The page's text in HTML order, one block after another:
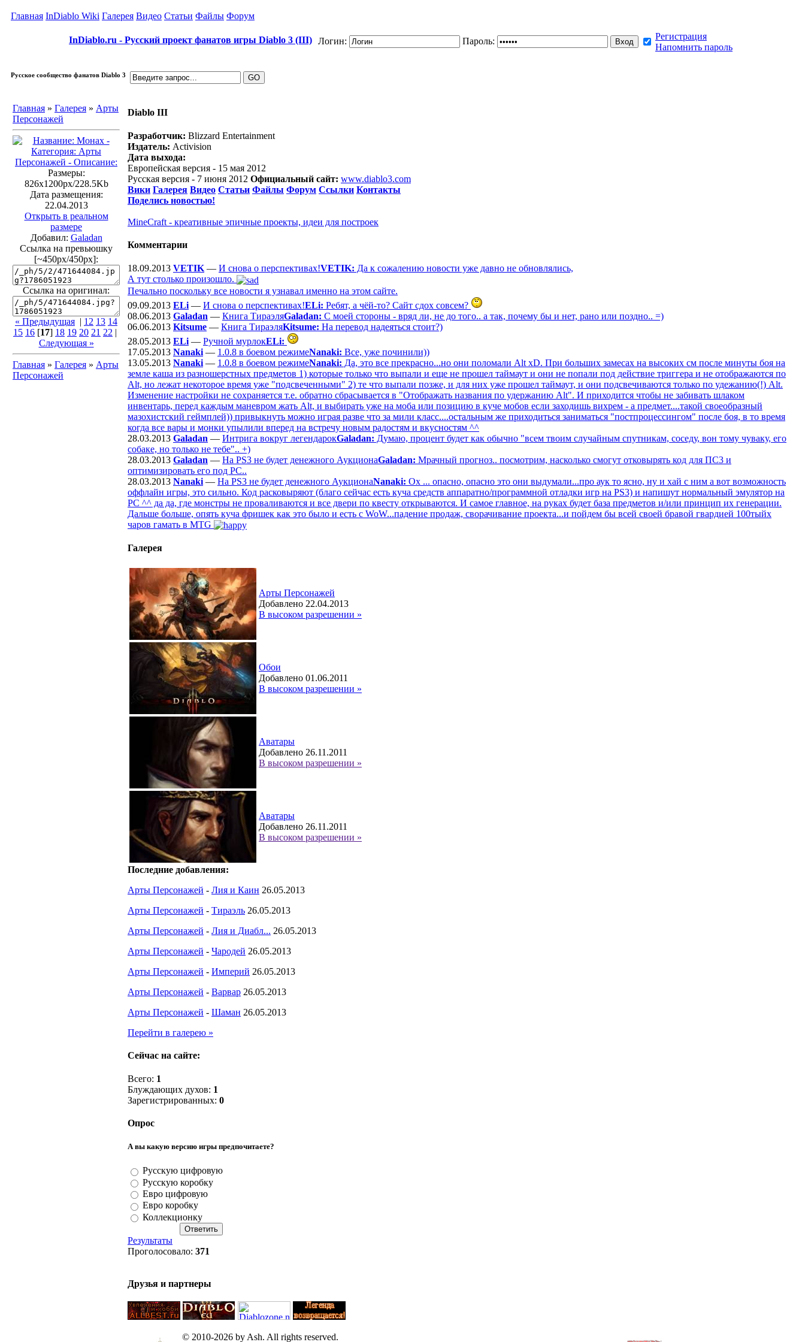
Главная InDiablo Wiki Галерея Видео Статьи Файлы Форум
InDiablo.ru - Русский проект фанатов игры Diablo 3 (III) Логин: Пароль:
Регистрация
Напомнить пароль
Русское сообщество фанатов Diablo 3
Главная » Галерея » Арты
Персонажей
Размеры:
826x1200px/228.5Kb
Дата размещения:
22.04.2013
Открыть в реальном
размере
Добавил: Galadan
Ссылка на превьюшку
[~450px/450px]:
Ссылка на оригинал:
« Предыдущая | 12 13 14
15 16 [17] 18 19 20 21 22 |
Следующая »
Главная » Галерея » Арты
Персонажей
Diablo III
Разработчик: Blizzard Entertainment
Издатель: Activision
Дата выхода:
Европейская версия - 15 мая 2012
Русская версия - 7 июня 2012 Официальный сайт: www.diablo3.com
Вики Галерея Видео Статьи Файлы Форум Ссылки Контакты
Поделись новостью!
MineCraft - креативные эпичные проекты, идеи для построек
Комментарии
18.09.2013 VETIK — И снова о перспективах!VETIK: Да к сожалению новости уже давно не обновлялись,
А тут столько произошло.
Печально поскольку все новости я узнавал именно на этом сайте.
09.09.2013 ELi — И снова о перспективах!ELi: Ребят, а чёй-то? Сайт сдох совсем?
08.06.2013 Galadan — Книга ТираэляGaladan: С моей стороны - вряд ли, не до того.. а так, почему бы и нет, рано или поздно.. =)
06.06.2013 Kitsume — Книга ТираэляKitsume: На перевод надеяться стоит?)
28.05.2013 ELi — Ручной мурлокELi:
17.05.2013 Nanaki — 1.0.8 в боевом режимеNanaki: Все, уже починили))
13.05.2013 Nanaki — 1.0.8 в боевом режимеNanaki: Да, это все прекрасно...но они поломали Alt xD. При больших замесах на высоких см после минуты боя на
земле каша из разношерстных предметов 1) которые только что выпали и еще не прошел таймаут и они не попали под действие триггера и не отображаются по
Alt, но лежат некоторое время уже "подсвеченными" 2) те что выпали позже, и для них уже прошел таймаут, и они подсвечиваются только по удежанию(!) Alt.
Изменение настройки не сохраняется т.е. обратно сбрасывается в "Отображать названия по удержанию Alt". И приходится чтобы не забивать шлаком
инвентарь, перед каждым маневром жать Alt, и выбирать уже на моба или позицию в куче мобов если заходишь вихрем - а предмет....такой своеобразный
мазохистский геймплей)) привыкнуть можно играя разве что за мили класс....остальным же приходиться заниматься "постпроцессингом" после боя, в то время
когда все вары и монки упылили вперед на встречу новым радостям и вкусностям ^^
28.03.2013 Galadan — Интрига вокруг легендарокGaladan: Думаю, процент будет как обычно "всем твоим случайным спутникам, соседу, вон тому чуваку, его
собаке, но только не тебе".. +)
28.03.2013 Galadan — На PS3 не будет денежного АукционаGaladan: Мрачный прогноз.. посмотрим, насколько смогут отковырять код для ПС3 и
оптимизировать его под РС..
28.03.2013 Nanaki — На PS3 не будет денежного АукционаNanaki: Ох ... опасно, опасно это они выдумали...про аук то ясно, ну и хай с ним а вот возможность
оффлайн игры, это сильно. Код расковыряют (благо сейчас есть куча средств аппаратно/программной отладки игр на PS3) и напишут нормальный эмулятор на
PC ^^ да да, где монстры не проваливаются и все двери по квесту открываются. И самое главное, на руках будет база предметов и/или принцип их генерации.
Дальше больше, опять куча фришек как это было и есть с WoW...падение продаж, сворачивание проекта...и пойдем бы всей своей бравой гвардией 100тыйх
чаров гамать в MTG
Галерея
Арты Персонажей
Добавлено 22.04.2013
В высоком разрешении »
Обои
Добавлено 01.06.2011
В высоком разрешении »
Аватары
Добавлено 26.11.2011
В высоком разрешении »
Аватары
Добавлено 26.11.2011
В высоком разрешении »
Последние добавления:
Арты Персонажей - Лия и Каин 26.05.2013
Арты Персонажей - Тираэль 26.05.2013
Арты Персонажей - Лия и Диабл... 26.05.2013
Арты Персонажей - Чародей 26.05.2013
Арты Персонажей - Империй 26.05.2013
Арты Персонажей - Варвар 26.05.2013
Арты Персонажей - Шаман 26.05.2013
Перейти в галерею »
Сейчас на сайте:
Всего: 1
Блуждающих духов: 1
Зарегистрированных: 0
Опрос
А вы какую версию игры предпочитаете?
Русскую цифровую
Русскую коробку
Евро цифровую
Евро коробку
Коллекционку
Результаты
Проголосовало: 371
Друзья и партнеры
© 2010-2026 by Ash. All rights reserved.